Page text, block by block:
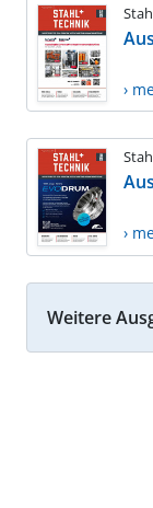
›
›
Weitere